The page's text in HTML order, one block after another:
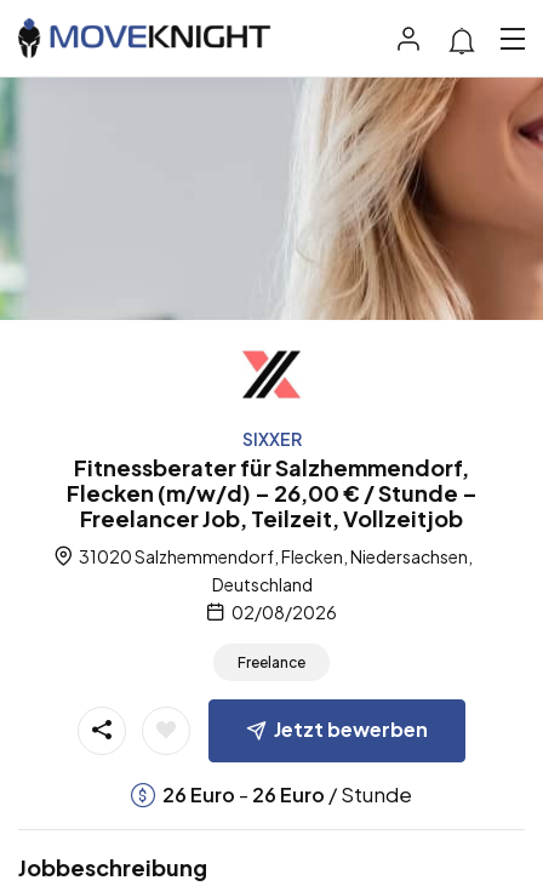
SIXXER
Fitnessberater für Salzhemmendorf,
Flecken (m/w/d) – 26,00 € / Stunde –
Freelancer Job, Teilzeit, Vollzeitjob
31020 Salzhemmendorf, Flecken, Niedersachsen,
Deutschland
02/08/2026
Freelance
Jetzt bewerben
26 Euro - 26 Euro / Stunde
Jobbeschreibung